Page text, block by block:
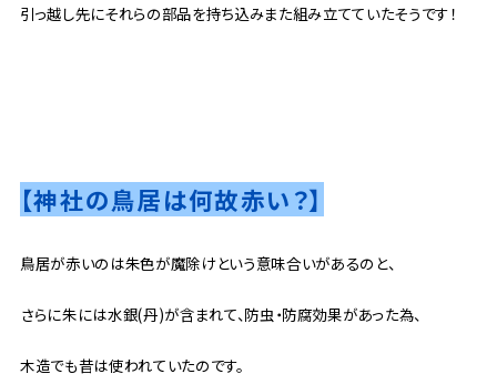
引っ越し先にそれらの部品を持ち込みまた組み立てていたそうです！
【神社の鳥居は何故赤い？】
鳥居が赤いのは朱色が魔除けという意味合いがあるのと、
さらに朱には水銀(丹)が含まれて、防虫・防腐効果があった為、
木造でも昔は使われていたのです。